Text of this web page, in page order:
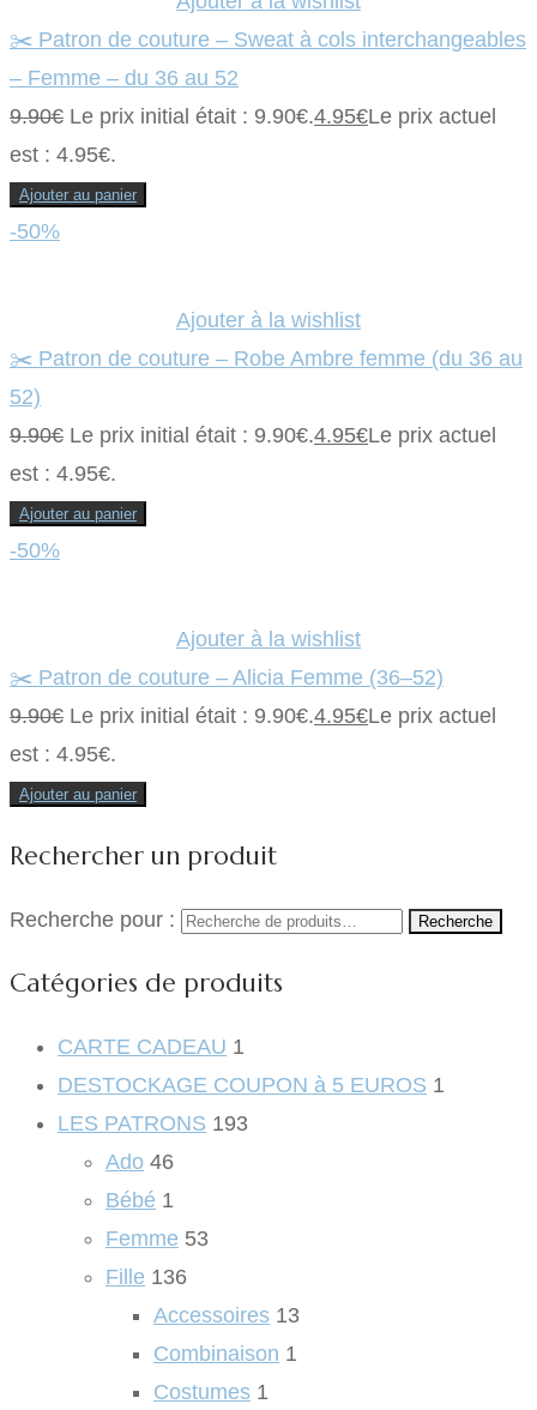
✂️ Patron de couture – Sweat à cols interchangeables
– Femme – du 36 au 52
9.90€ Le prix initial était : 9.90€.4.95€Le prix actuel
est : 4.95€.
Ajouter au panier
-50%
Ajouter à la wishlist
✂️ Patron de couture – Robe Ambre femme (du 36 au
52)
9.90€ Le prix initial était : 9.90€.4.95€Le prix actuel
est : 4.95€.
Ajouter au panier
-50%
Ajouter à la wishlist
✂️ Patron de couture – Alicia Femme (36–52)
9.90€ Le prix initial était : 9.90€.4.95€Le prix actuel
est : 4.95€.
Ajouter au panier
Rechercher un produit
Recherche pour : Recherche
Catégories de produits
CARTE CADEAU 1
DESTOCKAGE COUPON à 5 EUROS 1
LES PATRONS 193
Ado 46
Bébé 1
Femme 53
Fille 136
Accessoires 13
Combinaison 1
Costumes 1